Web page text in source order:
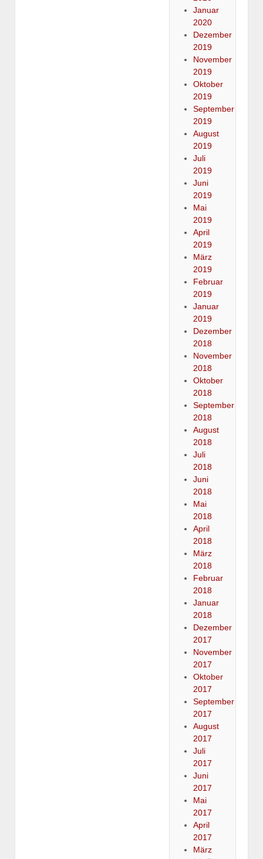
Januar
2020
Dezember
2019
November
2019
Oktober
2019
September
2019
August
2019
Juli
2019
Juni
2019
Mai
2019
April
2019
März
2019
Februar
2019
Januar
2019
Dezember
2018
November
2018
Oktober
2018
September
2018
August
2018
Juli
2018
Juni
2018
Mai
2018
April
2018
März
2018
Februar
2018
Januar
2018
Dezember
2017
November
2017
Oktober
2017
September
2017
August
2017
Juli
2017
Juni
2017
Mai
2017
April
2017
März